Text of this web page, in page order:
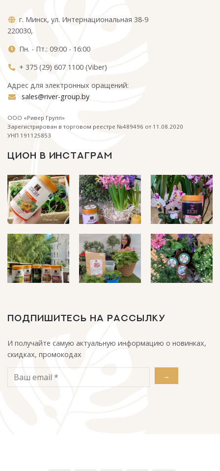
г. Минск, ул. Интернациональная 38-9
220030,
Пн. - Пт.: 09:00 - 16:00
+ 375 (29) 607 1100 (Viber)
Адрес для электронных оращений:
sales@river-group.by
ООО «Ривер Групп»
Зарегистрирован в торговом реестре №489496 от 11.08.2020
УНП 191125853
ЦИОН В ИНСТАГРАМ
ПОДПИШИТЕСЬ НА РАССЫЛКУ
И получайте самую актуальную информацию о новинках,
скидках, промокодах